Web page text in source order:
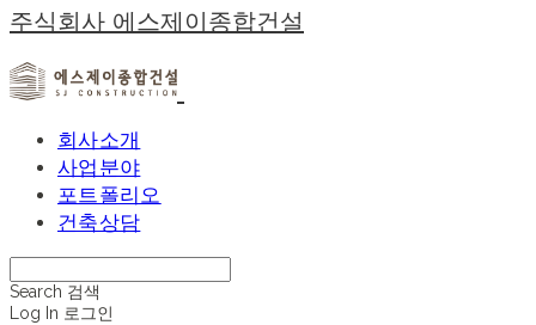
주식회사 에스제이종합건설
회사소개
사업분야
포트폴리오
건축상담
Search 검색
Log In 로그인